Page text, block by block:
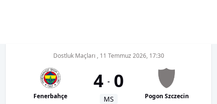
Dostluk Maçları , 11 Temmuz 2026, 17:30
Fenerbahçe
4 - 0
MS Pogon Szczecin